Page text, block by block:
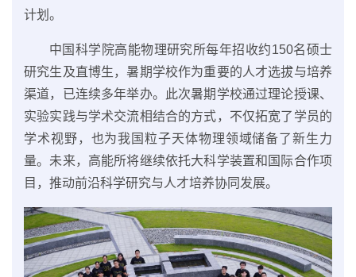
计划。
中国科学院高能物理研究所每年招收约150名硕士
研究生及直博生，暑期学校作为重要的人才选拔与培养
渠道，已连续多年举办。此次暑期学校通过理论授课、
实验实践与学术交流相结合的方式，不仅拓宽了学员的
学术视野，也为我国粒子天体物理领域储备了新生力
量。未来，高能所将继续依托大科学装置和国际合作项
目，推动前沿科学研究与人才培养协同发展。